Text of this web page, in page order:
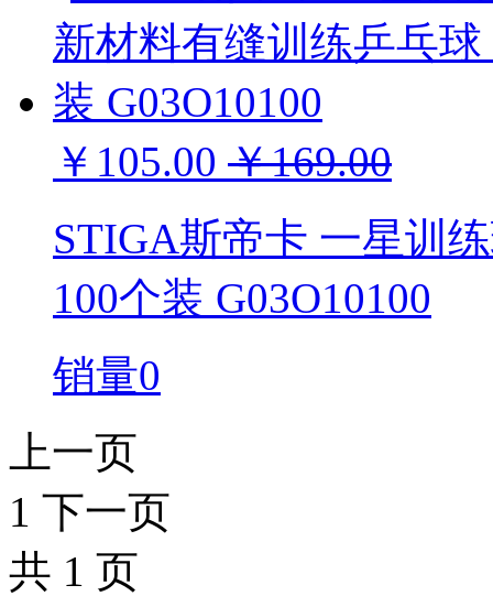
￥105.00 ￥169.00
STIGA斯帝卡 一星训
100个装 G03O10100
销量0
上一页
1 下一页
共 1 页